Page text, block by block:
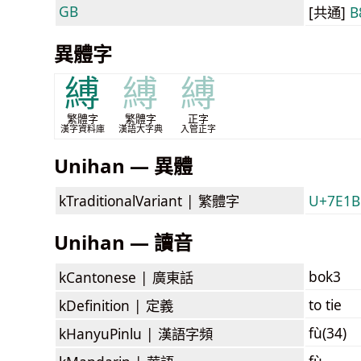
GB
[共通]
異體字
縛
繁體字
漢字資料庫
縛
繁體字
漢語大字典
縛
正字
入管正字
Unihan — 異體
kTraditionalVariant | 繁體字
Unihan — 讀音
kCantonese | 廣東話
bok3
kDefinition | 定義
to tie
kHanyuPinlu | 漢語字頻
fù(34)